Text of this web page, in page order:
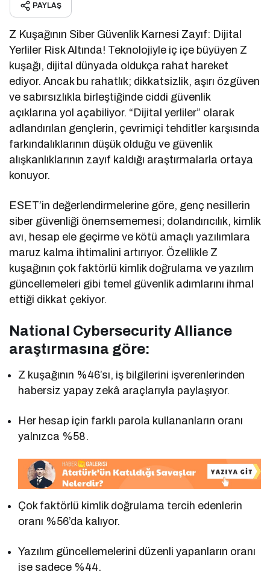
PAYLAŞ
Z Kuşağının Siber Güvenlik Karnesi Zayıf: Dijital
Yerliler Risk Altında! Teknolojiyle iç içe büyüyen Z
kuşağı, dijital dünyada oldukça rahat hareket
ediyor. Ancak bu rahatlık; dikkatsizlik, aşırı özgüven
ve sabırsızlıkla birleştiğinde ciddi güvenlik
açıklarına yol açabiliyor. “Dijital yerliler” olarak
adlandırılan gençlerin, çevrimiçi tehditler karşısında
farkındalıklarının düşük olduğu ve güvenlik
alışkanlıklarının zayıf kaldığı araştırmalarla ortaya
konuyor.
ESET’in değerlendirmelerine göre, genç nesillerin
siber güvenliği önemsememesi; dolandırıcılık, kimlik
avı, hesap ele geçirme ve kötü amaçlı yazılımlara
maruz kalma ihtimalini artırıyor. Özellikle Z
kuşağının çok faktörlü kimlik doğrulama ve yazılım
güncellemeleri gibi temel güvenlik adımlarını ihmal
ettiği dikkat çekiyor.
National Cybersecurity Alliance
araştırmasına göre:
Z kuşağının %46’sı, iş bilgilerini işverenlerinden
habersiz yapay zekâ araçlarıyla paylaşıyor.
Her hesap için farklı parola kullananların oranı
yalnızca %58.
Çok faktörlü kimlik doğrulama tercih edenlerin
oranı %56’da kalıyor.
Yazılım güncellemelerini düzenli yapanların oranı
ise sadece %44.